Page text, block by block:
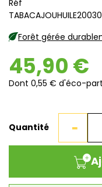
Réf
Forêt gérée
45,90 €
Dont 0,55 € d'éco-
Quantité